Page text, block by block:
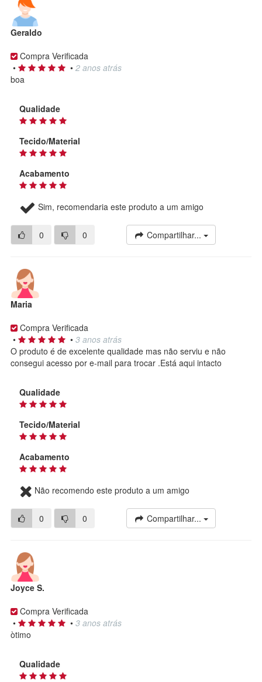
Geraldo
Compra Verificada
•
• 2 anos atrás
boa
Qualidade
Tecido/Material
Acabamento
Sim, recomendaria este produto a um amigo
0 0 Compartilhar...
Maria
Compra Verificada
•
• 3 anos atrás
O produto é de excelente qualidade mas não serviu e não
consegui acesso por e-mail para trocar .Está aqui intacto
Qualidade
Tecido/Material
Acabamento
Não recomendo este produto a um amigo
0 0 Compartilhar...
Joyce S.
Compra Verificada
•
• 3 anos atrás
òtimo
Qualidade